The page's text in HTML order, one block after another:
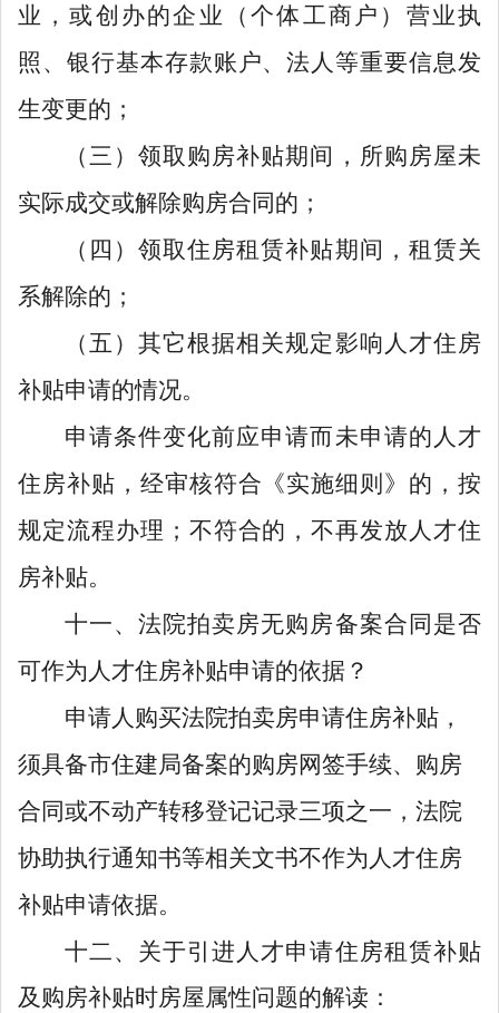
业，或创办的企业
（个体工商户 ）营业执
照、银行基本存款账户、法人等重要信息发
生变更的；
（三） 领取购房补贴期间，所购房屋未
实际成交或解除购房合同的；
（四） 领取住房租赁补贴期间，租赁关
系解除的；
（五） 其它根据相关规定影响人才住房
补贴申请的情况。
申请条件变化前应申请而未申请的人才
住房补贴，经审核符合《实施细则》的，按
规定流程办理 ；不符合的，不再发放 人才住
房补贴。
十一、法院拍卖房无购房备案合同是否
可作为人才住房补贴申请的依据？
申请人购买法院拍卖房申请住房补贴，
须具备市住建局备案的购房网签手续、购房
合同或不动产转移登记记录三项之一，法院
协助执行通知书等相关文书不作为人才住房
补贴申请依据。
十二、关于引进人才申请住房租赁补贴
及购房补贴时房屋属性问题的解读 ：